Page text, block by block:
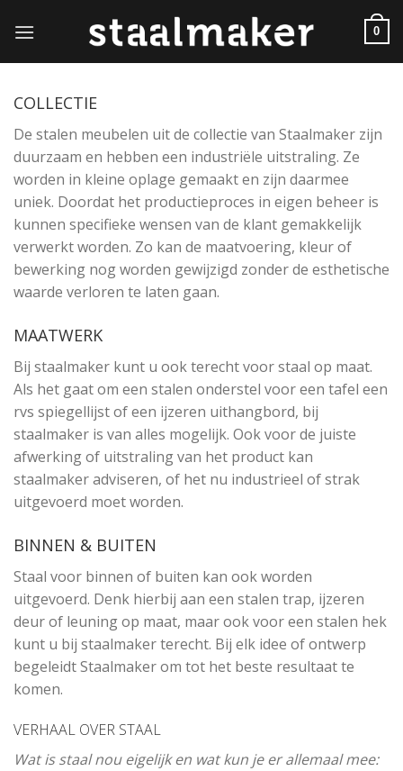
0
COLLECTIE
De stalen meubelen uit de collectie van Staalmaker zijn
duurzaam en hebben een industriële uitstraling. Ze
worden in kleine oplage gemaakt en zijn daarmee
uniek. Doordat het productieproces in eigen beheer is
kunnen specifieke wensen van de klant gemakkelijk
verwerkt worden. Zo kan de maatvoering, kleur of
bewerking nog worden gewijzigd zonder de esthetische
waarde verloren te laten gaan.
MAATWERK
Bij staalmaker kunt u ook terecht voor staal op maat.
Als het gaat om een stalen onderstel voor een tafel een
rvs spiegellijst of een ijzeren uithangbord, bij
staalmaker is van alles mogelijk. Ook voor de juiste
afwerking of uitstraling van het product kan
staalmaker adviseren, of het nu industrieel of strak
uitgevoerd moet worden.
BINNEN & BUITEN
Staal voor binnen of buiten kan ook worden
uitgevoerd. Denk hierbij aan een stalen trap, ijzeren
deur of leuning op maat, maar ook voor een stalen hek
kunt u bij staalmaker terecht. Bij elk idee of ontwerp
begeleidt Staalmaker om tot het beste resultaat te
komen.
VERHAAL OVER STAAL
Wat is staal nou eigelijk en wat kun je er allemaal mee: